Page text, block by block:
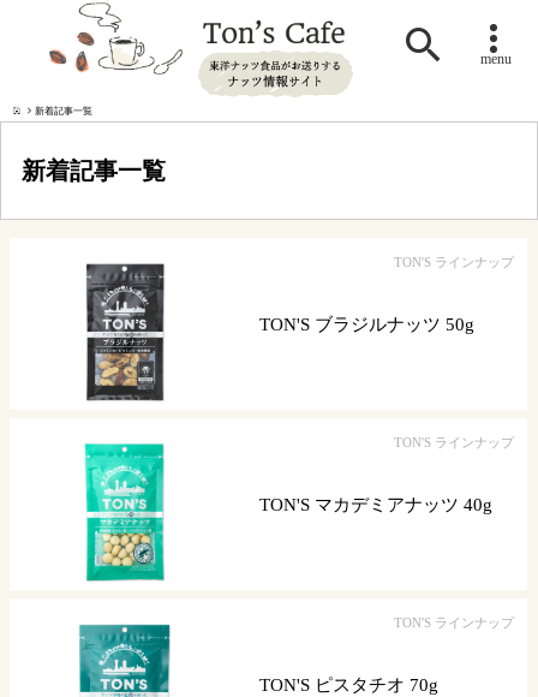
menu

新着記事一覧
新着記事一覧
TON'S ラインナップ
TON'S ブラジルナッツ 50g
TON'S ラインナップ
TON'S マカデミアナッツ 40g
TON'S ラインナップ
TON'S ピスタチオ 70g